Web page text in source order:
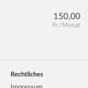
150,00
Fr./Monat
Rechtliches